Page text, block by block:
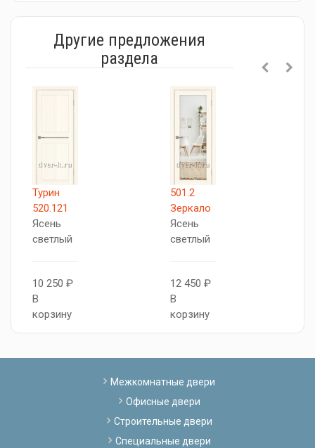
Другие предложения
раздела
Турин
520.121
Ясень
светлый
10 250 ₽
В
корзину
501.2
Зеркало
Ясень
светлый
12 450 ₽
В
корзину
Межкомнатные двери
Офисные двери
Строительные двери
Специальные двери